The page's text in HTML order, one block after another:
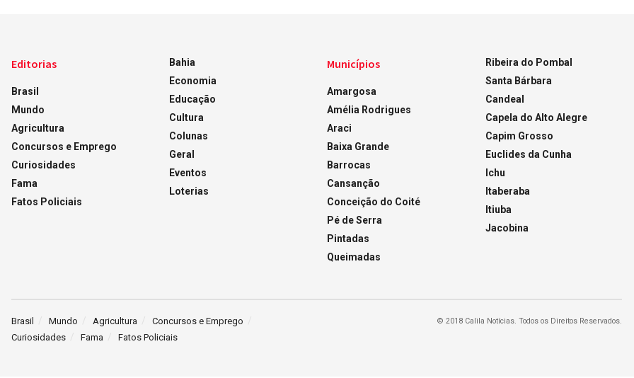
Editorias
Brasil
Mundo
Agricultura
Concursos e Emprego
Curiosidades
Fama
Fatos Policiais
Bahia
Economia
Educação
Cultura
Colunas
Geral
Eventos
Loterias
Municípios
Amargosa
Amélia Rodrigues
Araci
Baixa Grande
Barrocas
Cansanção
Conceição do Coité
Pé de Serra
Pintadas
Queimadas
Ribeira do Pombal
Santa Bárbara
Candeal
Capela do Alto Alegre
Capim Grosso
Euclides da Cunha
Ichu
Itaberaba
Itiuba
Jacobina
Brasil Mundo Agricultura
Concursos e Emprego
Curiosidades
Fama Fatos Policiais
© 2018 Calila Notícias. Todos os Direitos Reservados.